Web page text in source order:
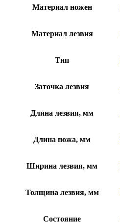
Материал ножен
Материал лезвия
Тип
Заточка лезвия
Длина лезвия, мм
Длина ножа, мм
Ширина лезвия, мм
Толщина лезвия, мм
Состояние